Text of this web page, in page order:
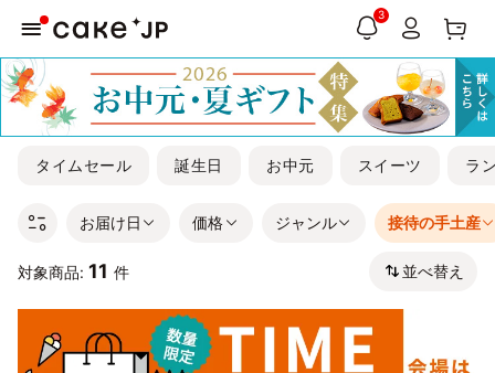
3
タイムセール 誕生日 お中元 スイーツ ラ
お届け日 価格 ジャンル 接待の手土産
対象商品: 11 件 並べ替え